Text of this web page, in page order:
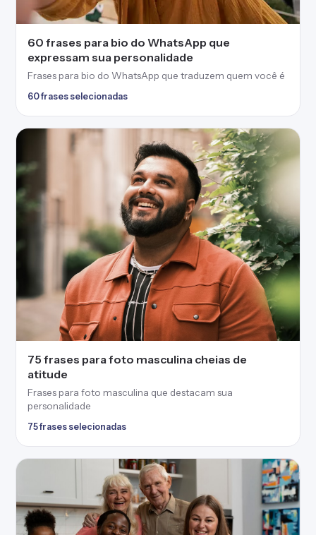
60 frases para bio do WhatsApp que
expressam sua personalidade
Frases para bio do WhatsApp que traduzem quem você é
60 frases selecionadas
75 frases para foto masculina cheias de
atitude
Frases para foto masculina que destacam sua
personalidade
75 frases selecionadas